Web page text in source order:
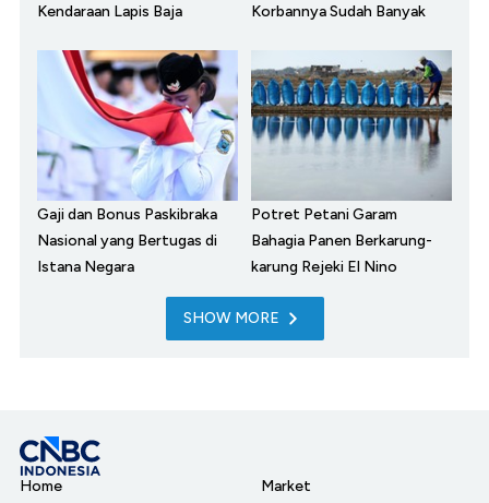
Kendaraan Lapis Baja
Korbannya Sudah Banyak
Gaji dan Bonus Paskibraka
Nasional yang Bertugas di
Istana Negara
Potret Petani Garam
Bahagia Panen Berkarung-
karung Rejeki El Nino
SHOW MORE
Home
Market